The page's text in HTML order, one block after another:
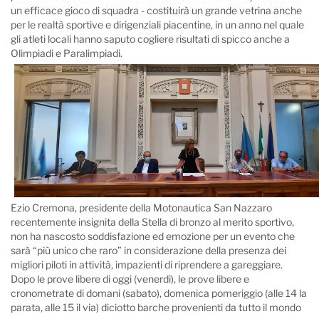
un efficace gioco di squadra - costituirà un grande vetrina anche
per le realtà sportive e dirigenziali piacentine, in un anno nel quale
gli atleti locali hanno saputo cogliere risultati di spicco anche a
Olimpiadi e Paralimpiadi.
Ezio Cremona, presidente della Motonautica San Nazzaro
recentemente insignita della Stella di bronzo al merito sportivo,
non ha nascosto soddisfazione ed emozione per un evento che
sarà “più unico che raro” in considerazione della presenza dei
migliori piloti in attività, impazienti di riprendere a gareggiare.
Dopo le prove libere di oggi (venerdì), le prove libere e
cronometrate di domani (sabato), domenica pomeriggio (alle 14 la
parata, alle 15 il via) diciotto barche provenienti da tutto il mondo